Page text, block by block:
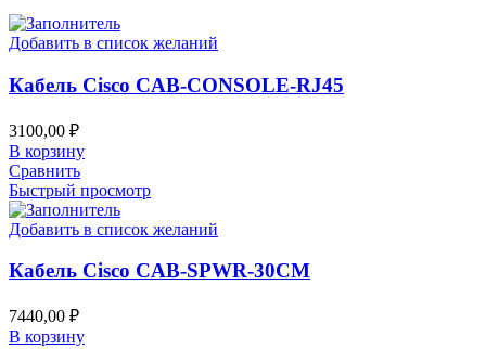
Добавить в список желаний
Кабель Cisco CAB-CONSOLE-RJ45
3100,00 ₽
В корзину
Сравнить
Быстрый просмотр
Добавить в список желаний
Кабель Cisco CAB-SPWR-30CM
7440,00 ₽
В корзину